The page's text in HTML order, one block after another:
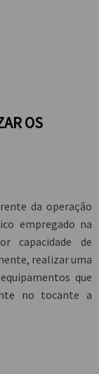
da operação
empregado na
capacidade de
realizar uma
que
no tocante a